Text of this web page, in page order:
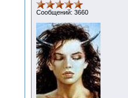
Сообщений: 3660